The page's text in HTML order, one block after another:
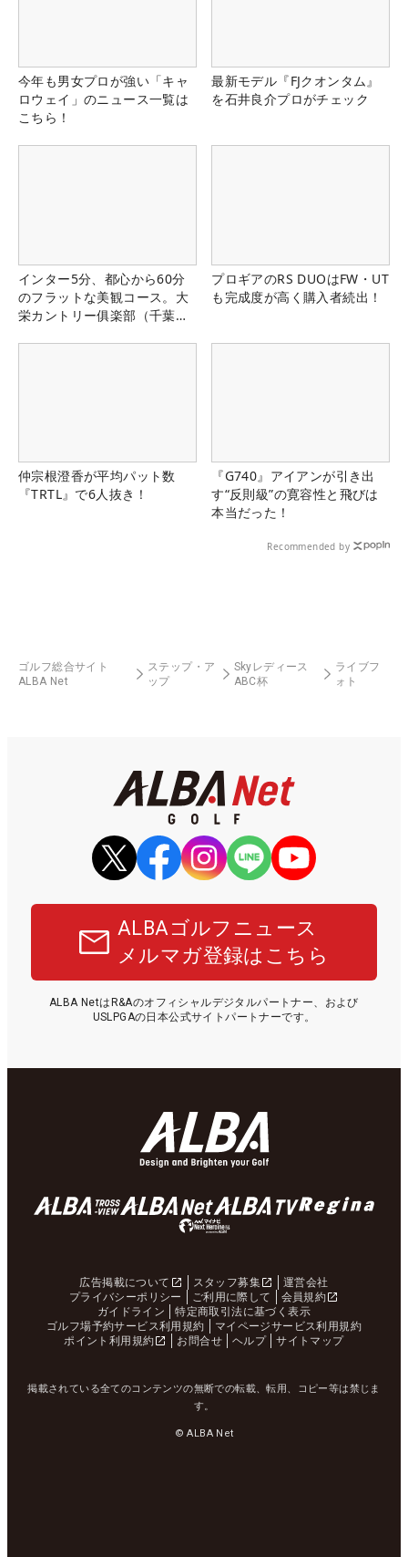
今年も男女プロが強い「キャ
ロウェイ」のニュース一覧は
こちら！
最新モデル『FJクオンタム』
を石井良介プロがチェック
インター5分、都心から60分
のフラットな美観コース。大
栄カントリー俱楽部（千葉
プロギアのRS DUOはFW・UT
も完成度が高く購入者続出！
仲宗根澄香が平均パット数
『TRTL』で6人抜き！
『G740』アイアンが引き出
す“反則級”の寛容性と飛びは
本当だった！
Recommended by
ゴルフ総合サイト
ALBA Net
ステップ・ア
ップ
Skyレディース
ABC杯
ライブフ
ォト
ALBAゴルフニュース
メルマガ登録はこちら
ALBA NetはR&Aのオフィシャルデジタルパートナー、および
USLPGAの日本公式サイトパートナーです。
広告掲載について スタッフ募集
運営会社
プライバシーポリシー
ご利用に際して
会員規約
ガイドライン
特定商取引法に基づく表示
ゴルフ場予約サービス利用規約
マイページサービス利用規約
ポイント利用規約
お問合せ ヘルプ サイトマップ
掲載されている全てのコンテンツの無断での転載、転用、コピー等は禁じま
す。
© ALBA Net